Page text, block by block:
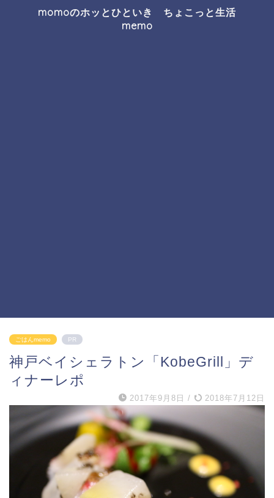
momoのホッとひといき ちょこっと生活
memo
ごはんmemo PR
神戸ベイシェラトン「KobeGrill」デ
ィナーレポ
2017年9月8日 / 2018年7月12日